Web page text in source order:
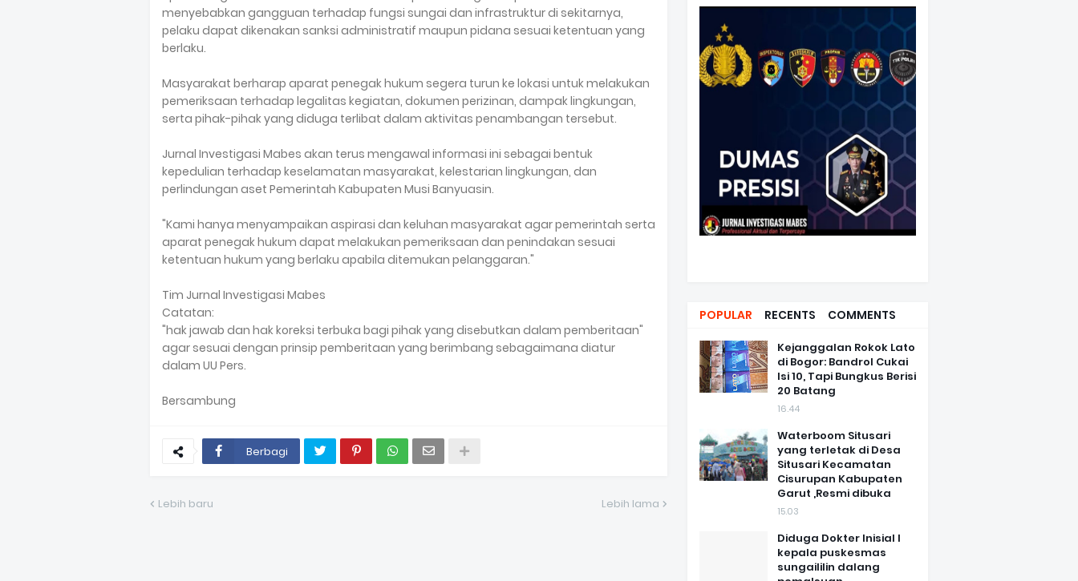
menyebabkan gangguan terhadap fungsi sungai dan infrastruktur di sekitarnya,
pelaku dapat dikenakan sanksi administratif maupun pidana sesuai ketentuan yang
berlaku.
Masyarakat berharap aparat penegak hukum segera turun ke lokasi untuk melakukan
pemeriksaan terhadap legalitas kegiatan, dokumen perizinan, dampak lingkungan,
serta pihak-pihak yang diduga terlibat dalam aktivitas penambangan tersebut.
Jurnal Investigasi Mabes akan terus mengawal informasi ini sebagai bentuk
kepedulian terhadap keselamatan masyarakat, kelestarian lingkungan, dan
perlindungan aset Pemerintah Kabupaten Musi Banyuasin.
"Kami hanya menyampaikan aspirasi dan keluhan masyarakat agar pemerintah serta
aparat penegak hukum dapat melakukan pemeriksaan dan penindakan sesuai
ketentuan hukum yang berlaku apabila ditemukan pelanggaran."
Tim Jurnal Investigasi Mabes
Catatan:
"hak jawab dan hak koreksi terbuka bagi pihak yang disebutkan dalam pemberitaan"
agar sesuai dengan prinsip pemberitaan yang berimbang sebagaimana diatur
dalam UU Pers.
Bersambung
Berbagi
Lebih baru Lebih lama
POPULAR RECENTS COMMENTS
Kejanggalan Rokok Lato
di Bogor: Bandrol Cukai
Isi 10, Tapi Bungkus Berisi
20 Batang
16.44
Waterboom Situsari
yang terletak di Desa
Situsari Kecamatan
Cisurupan Kabupaten
Garut ,Resmi dibuka
15.03
Diduga Dokter Inisial I
kepala puskesmas
sungaililin dalang